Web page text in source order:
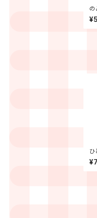
の
ひ